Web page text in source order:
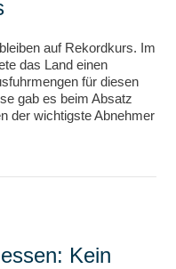
auf Rekordkurs. Im
das Land einen
für diesen
gab es beim Absatz
der wichtigste Abnehmer
Kein